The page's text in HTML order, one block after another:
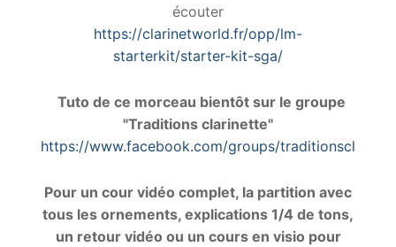
écouter
https://clarinetworld.fr/opp/lm-
starterkit/starter-kit-sga/
Tuto de ce morceau bientôt sur le groupe
"Traditions clarinette"
https://www.facebook.com/groups/
Pour un cour vidéo complet, la partition avec
tous les ornements, explications 1/4 de tons,
un retour vidéo ou un cours en visio pour